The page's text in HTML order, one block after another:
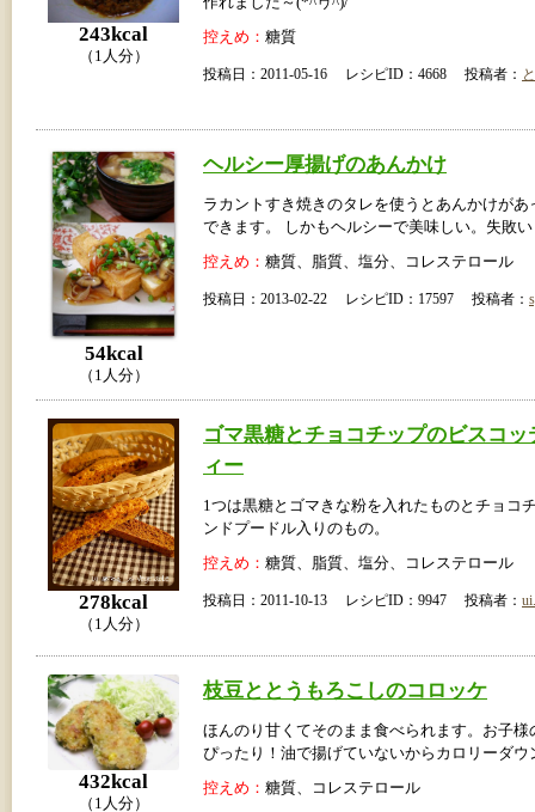
243kcal
（1人分）
控えめ： 糖質
投稿日：2011-05-16 レシピID：4668 投稿者：
54kcal
（1人分）
ヘルシー厚揚げのあんかけ
ラカントすき焼きのタレを使うとあんかけがあ
できます。 しかもヘルシーで美味しい。失敗
控えめ： 糖質、脂質、塩分、コレステロール
投稿日：2013-02-22 レシピID：17597 投稿者：
278kcal
（1人分）
ゴマ黒糖とチョコチップのビスコッ
ィー
1つは黒糖とゴマきな粉を入れたものとチョコ
ンドプードル入りのもの。
控えめ： 糖質、脂質、塩分、コレステロール
投稿日：2011-10-13 レシピID：9947 投稿者：
432kcal
（1人分）
枝豆ととうもろこしのコロッケ
ほんのり甘くてそのまま食べられます。お子様
ぴったり！油で揚げていないからカロリーダウ
控えめ： 糖質、コレステロール